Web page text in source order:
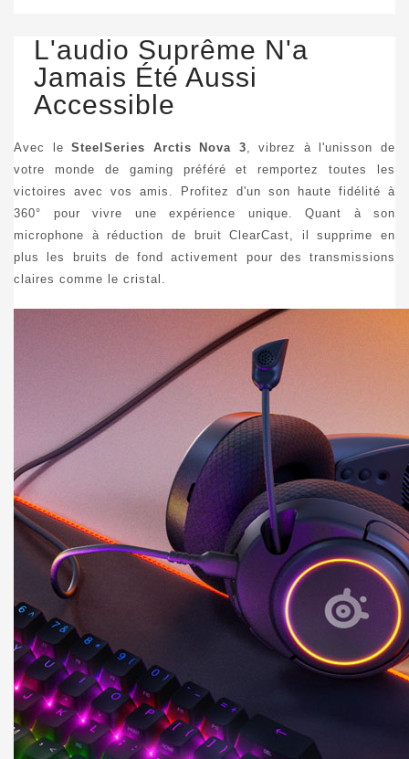
L'audio Suprême N'a
Jamais Été Aussi
Accessible
Avec leSteelSeries Arctis Nova 3 , vibrez à l'unisson de
votre monde de gaming préféré et remportez toutes les
victoires avec vos amis. Profitez d'un son haute fidélité à
360° pour vivre une expérience unique. Quant à son
microphone à réduction de bruit ClearCast, il supprime en
plus les bruits de fond activement pour des transmissions
claires comme le cristal.